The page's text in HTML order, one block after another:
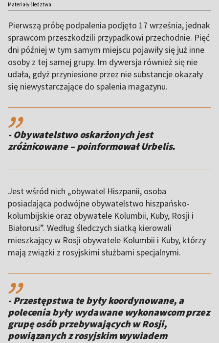
Materiały śledztwa.
Pierwszą próbę podpalenia podjęto 17 września, jednak
sprawcom przeszkodzili przypadkowi przechodnie. Pięć
dni później w tym samym miejscu pojawiły się już inne
osoby z tej samej grupy. Im dywersja również się nie
udała, gdyż przyniesione przez nie substancje okazały
się niewystarczające do spalenia magazynu.
,,
- Obywatelstwo oskarżonych jest
zróżnicowane – poinformował Urbelis.
Jest wśród nich „obywatel Hiszpanii, osoba
posiadająca podwójne obywatelstwo hiszpańsko-
kolumbijskie oraz obywatele Kolumbii, Kuby, Rosji i
Białorusi”. Według śledczych siatką kierowali
mieszkający w Rosji obywatele Kolumbii i Kuby, którzy
mają związki z rosyjskimi służbami specjalnymi.
,,
- Przestępstwa te były koordynowane, a
polecenia były wydawane wykonawcom przez
grupę osób przebywających w Rosji,
powiązanych z rosyjskim wywiadem